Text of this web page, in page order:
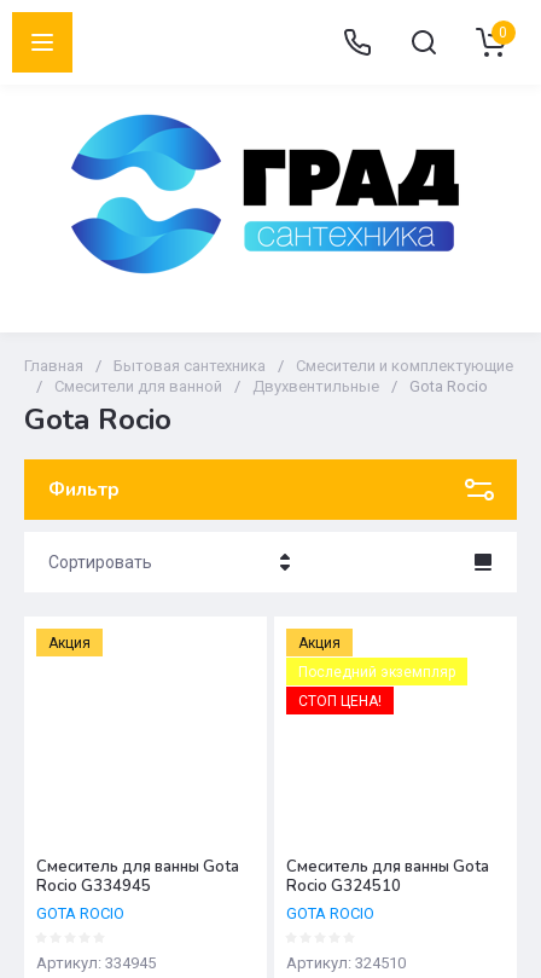
0
Главная / Бытовая сантехника /
Смесители и комплектующие
/
Смесители для ванной / Двухвентильные / Gota Rocio
Gota Rocio
Фильтр
Сортировать
Цена - возрастание
Акция
Смеситель для ванны Gota
Rocio G334945
GOTA ROCIO
Артикул: 334945
Акция
Последний экземпляр
СТОП ЦЕНА!
Смеситель для ванны Gota
Rocio G324510
GOTA ROCIO
Артикул: 324510